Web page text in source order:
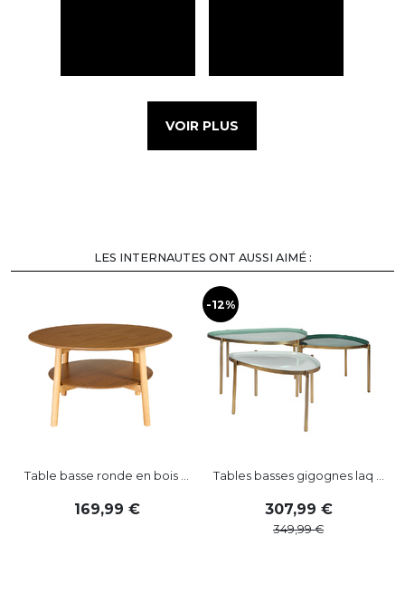
VOIR PLUS
LES INTERNAUTES ONT AUSSI AIMÉ :
Table basse ronde en bois ...
169,99
-12%
Tables basses gigognes laq ...
307,99
349,99